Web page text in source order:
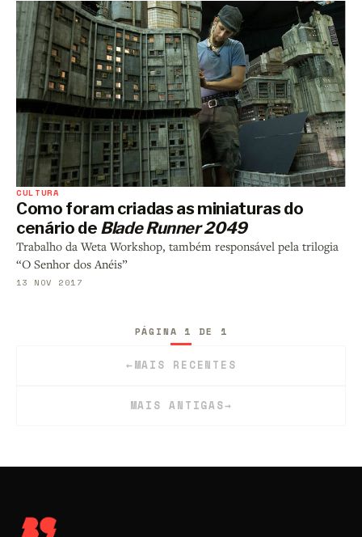
CULTURA
Como foram criadas as miniaturas do
cenário de Blade Runner 2049
Trabalho da Weta Workshop, também responsável pela trilogia
“O Senhor dos Anéis”
13 NOV 2017
←MAIS RECENTES
PÁGINA 1 DE 1
MAIS ANTIGAS→